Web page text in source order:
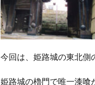
今回は、姫路城の東北側
姫路城の櫓門で唯一漆喰